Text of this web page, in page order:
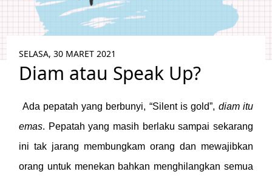
SELASA, 30 MARET 2021
Diam atau Speak Up?
Ada pepatah yang berbunyi, “Silent is gold”, diam itu
emas. Pepatah yang masih berlaku sampai sekarang
ini tak jarang membungkam orang dan mewajibkan
orang untuk menekan bahkan menghilangkan semua